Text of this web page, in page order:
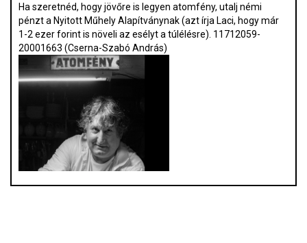
Ha szeretnéd, hogy jövőre is legyen atomfény, utalj némi
pénzt a Nyitott Műhely Alapítványnak (azt írja Laci, hogy már
1-2 ezer forint is növeli az esélyt a túlélésre). 11712059-
20001663 (Cserna-Szabó András)